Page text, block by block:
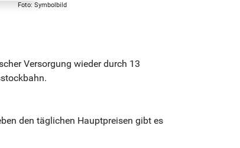
Foto: Symbolbild
Versorgung wieder durch 13
den täglichen Hauptpreisen gibt es